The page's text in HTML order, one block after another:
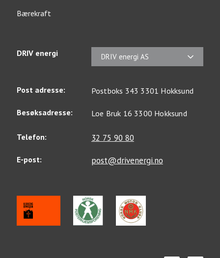
Bærekraft
DRIV energi DRIV energi AS
Post adresse: Postboks 343 3301 Hokksund
Besøksadresse: Loe Bruk 16 3300 Hokksund
Telefon: 32 75 90 80
E-post: post@drivenergi.no